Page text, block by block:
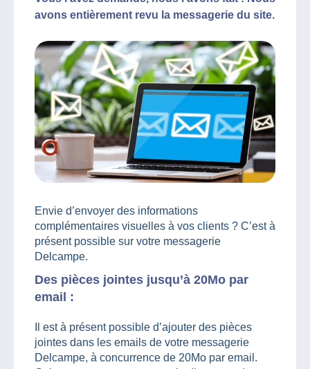
avons entièrement revu la messagerie du site.
Envie d’envoyer des informations
complémentaires visuelles à vos clients ? C’est à
présent possible sur votre messagerie
Delcampe.
Des pièces jointes jusqu’à 20Mo par
email :
Il est à présent possible d’ajouter des pièces
jointes dans les emails de votre messagerie
Delcampe, à concurrence de 20Mo par email.